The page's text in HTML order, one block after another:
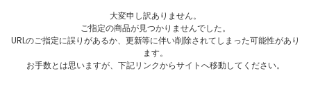
大変申し訳ありません。
ご指定の商品が見つかりませんでした。
URLのご指定に誤りがあるか、更新等に伴い削除されてしまった可能性があり
ます。
お手数とは思いますが、下記リンクからサイトへ移動してください。